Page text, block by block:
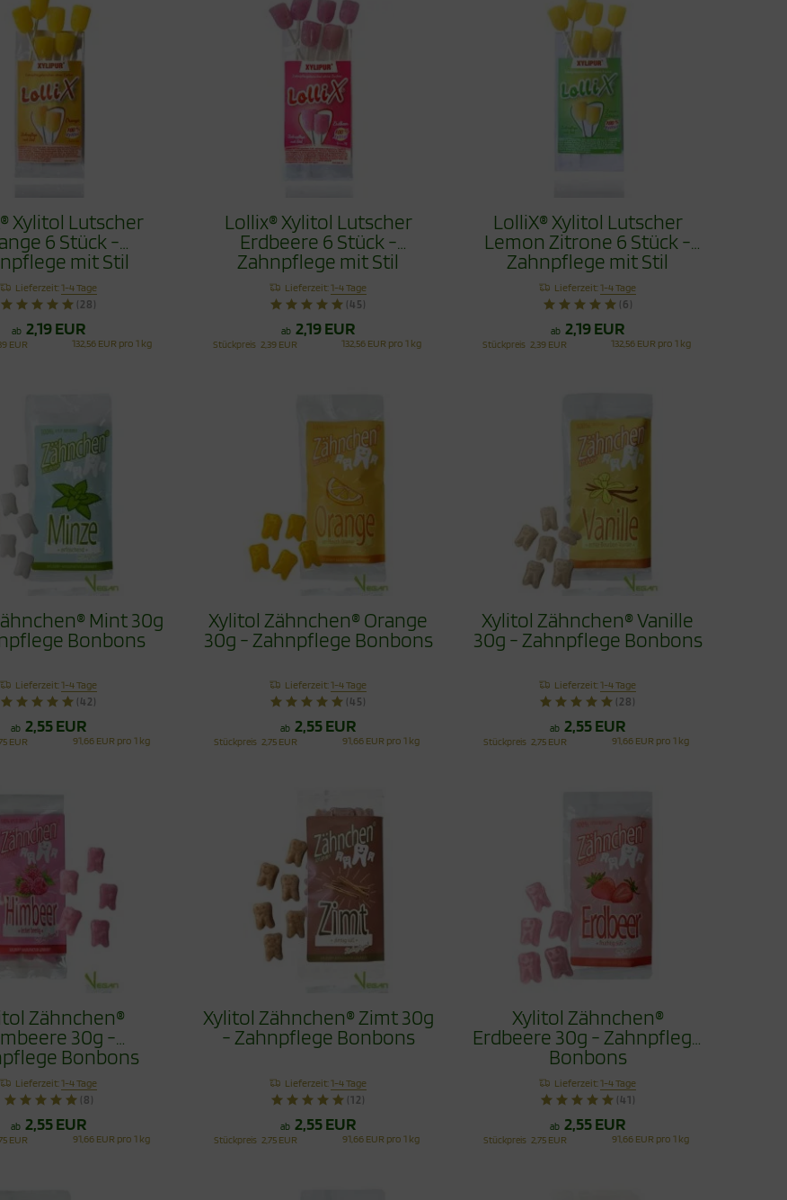
Xylitol Lutscher
6 Stück -
mit Stil
Lieferzeit:1-4 Tage
(28)
ab 2,19 EUR
EUR 132,56 EUR pro 1 kg
Lollix® Xylitol Lutscher
Erdbeere 6 Stück -
Zahnpflege mit Stil
Lieferzeit:1-4 Tage
(45)
ab 2,19 EUR
Stückpreis 2,39 EUR 132,56 EUR pro 1 kg
LolliX® Xylitol Lutscher
Lemon Zitrone 6 Stück -
Zahnpflege mit Stil
Lieferzeit:1-4 Tage
(6)
ab 2,19 EUR
Stückpreis 2,39 EUR 132,56 EUR pro 1 kg
Mint 30g
Bonbons
Lieferzeit:1-4 Tage
(42)
ab 2,55 EUR
EUR 91,66 EUR pro 1 kg
Xylitol Zähnchen® Orange
30g - Zahnpflege Bonbons
Lieferzeit:1-4 Tage
(45)
ab 2,55 EUR
Stückpreis 2,75 EUR 91,66 EUR pro 1 kg
Xylitol Zähnchen® Vanille
30g - Zahnpflege Bonbons
Lieferzeit:1-4 Tage
(28)
ab 2,55 EUR
Stückpreis 2,75 EUR 91,66 EUR pro 1 kg
Zähnchen®
30g -
Bonbons
Lieferzeit:1-4 Tage
(8)
ab 2,55 EUR
EUR 91,66 EUR pro 1 kg
Xylitol Zähnchen® Zimt 30g
- Zahnpflege Bonbons
Lieferzeit:1-4 Tage
(12)
ab 2,55 EUR
Stückpreis 2,75 EUR 91,66 EUR pro 1 kg
Xylitol Zähnchen®
Erdbeere 30g - Zahnpflege
Bonbons
Lieferzeit:1-4 Tage
(41)
ab 2,55 EUR
Stückpreis 2,75 EUR 91,66 EUR pro 1 kg